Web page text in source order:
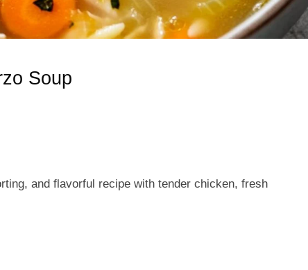
Soup
and flavorful recipe with tender chicken, fresh